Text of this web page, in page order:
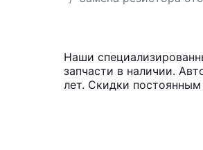
Наши
запчасти в наличии.
лет. Скидки